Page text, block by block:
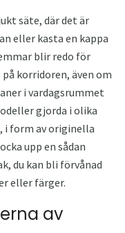
säte, där det är
eller kasta en kappa
blir redo för
korridoren, även om
i vardagsrummet
gjorda i olika
i form av originella
upp en sådan
du kan bli förvånad
eller färger.
av